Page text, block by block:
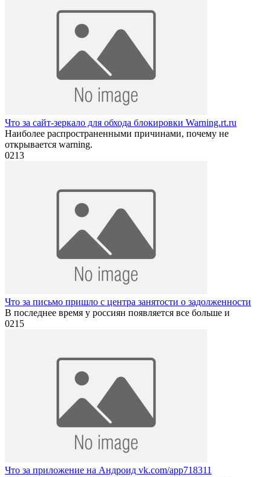
Что за сайт-зеркало для обхода блокировки Warning.rt.ru
Наиболее распространенными причинами, почему не
открывается warning.
0213
Что за письмо пришло с центра занятости о задолженности
В последнее время у россиян появляется все больше и
0215
Что за приложение на Андроид vk.com/app718311